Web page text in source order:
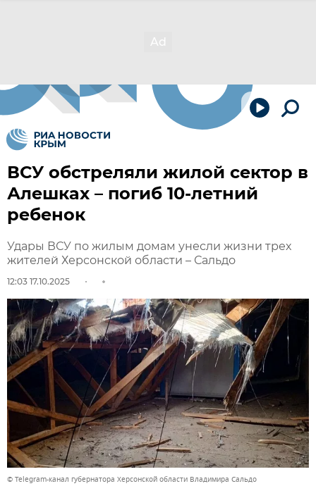
ВСУ обстреляли жилой сектор в
Алешках – погиб 10-летний
ребенок
Удары ВСУ по жилым домам унесли жизни трех
жителей Херсонской области – Сальдо
12:03 17.10.2025
© Telegram-канал губернатора Херсонской области Владимира Сальдо